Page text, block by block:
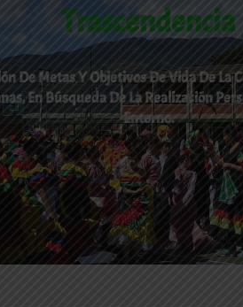
Trascendencia
De Metas Y Objetivos De Vida De
En Búsqueda De La Realización
Entorno.